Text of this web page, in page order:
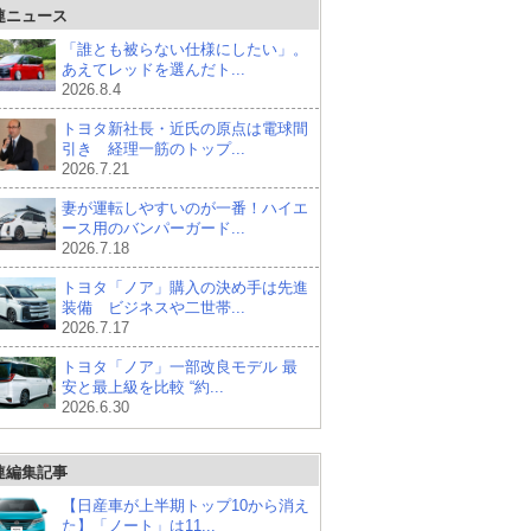
ニュース
「誰とも被らない仕様にしたい」。
あえてレッドを選んだト...
2026.8.4
トヨタ新社長・近氏の原点は電球間
引き 経理一筋のトップ...
2026.7.21
妻が運転しやすいのが一番！ハイエ
ース用のバンパーガード...
2026.7.18
トヨタ「ノア」購入の決め手は先進
装備 ビジネスや二世帯...
2026.7.17
トヨタ「ノア」一部改良モデル 最
安と最上級を比較 “約...
2026.6.30
編集記事
【日産車が上半期トップ10から消え
た】「ノート」は11...